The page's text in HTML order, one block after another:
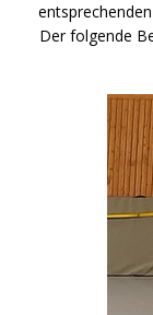
Der folgende